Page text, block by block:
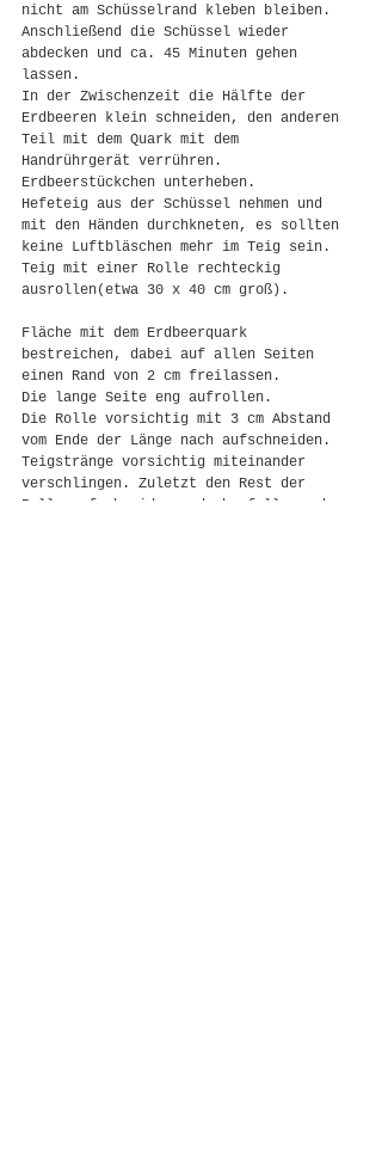
nicht am Schüsselrand kleben bleiben.
Anschließend die Schüssel wieder
abdecken und ca. 45 Minuten gehen
lassen.
In der Zwischenzeit die Hälfte der
Erdbeeren klein schneiden, den anderen
Teil mit dem Quark mit dem
Handrührgerät verrühren.
Erdbeerstückchen unterheben.
Hefeteig aus der Schüssel nehmen und
mit den Händen durchkneten, es sollten
keine Luftbläschen mehr im Teig sein.
Teig mit einer Rolle rechteckig
ausrollen(etwa 30 x 40 cm groß).
Fläche mit dem Erdbeerquark
bestreichen, dabei auf allen Seiten
einen Rand von 2 cm freilassen.
Die lange Seite eng aufrollen.
Die Rolle vorsichtig mit 3 cm Abstand
vom Ende der Länge nach aufschneiden.
Teigstränge vorsichtig miteinander
verschlingen. Zuletzt den Rest der
Rolle aufschneiden und ebenfalls noch